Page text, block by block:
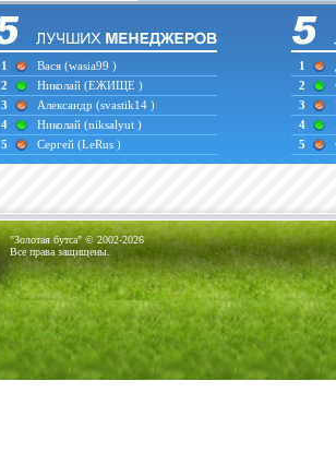
1 Вася (wasia99 )
2
Николай (ЕЖИЩЕ )
3
Александр (svastik14 )
4
Николай (niksalyut )
5
Сергей (LeRus )
1
2
3
4
5
"Золотая бутса" © 2002-2026
Все права защищены.